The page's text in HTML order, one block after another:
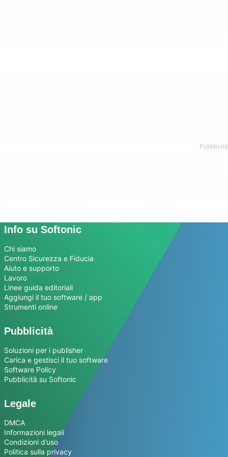
Info su Softonic
Chi siamo
Centro Sicurezza e Fiducia
Aiuto e supporto
Lavoro
Linee guida editoriali
Aggiungi il tuo software / app
Strumenti online
Pubblicità
Soluzioni per i publisher
Carica e gestisci il tuo software
Software Policy
Pubblicità su Softonic
Legale
DMCA
Informazioni legali
Condizioni d’uso
Politica sulla privacy